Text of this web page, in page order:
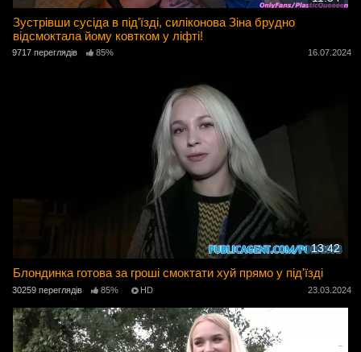
Зустрівши сусіда в під'їзді, силіконова Зіна брудно
відсмоктала йому ковтком у ліфті!
9717 переглядів 85% 16.07.2024
13:42
Блондинка готова за гроші смоктати хуй прямо у під'їзді
30259 переглядів 85% HD 23.03.2024